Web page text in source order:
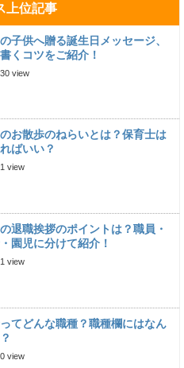
上位記事
子供へ贈る誕生日メッセージ、
くコツをご紹介！
view
お散歩のねらいとは？保育士は
ばいい？
view
退職挨拶のポイントは？職員・
園児に分けて紹介！
view
てどんな職種？職種欄にはなん
view